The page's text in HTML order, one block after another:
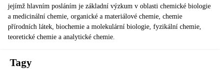
jejímž hlavním posláním je základní výzkum v oblasti chemické biologie
a medicinální chemie, organické a materiálové chemie, chemie
přírodních látek, biochemie a molekulární biologie, fyzikální chemie,
teoretické chemie a analytické chemie.
Tagy